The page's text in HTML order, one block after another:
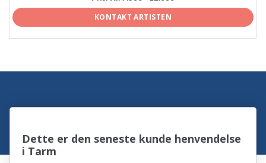
KONTAKT ARTISTEN
Dette er den seneste kunde henvendelse
i Tarm